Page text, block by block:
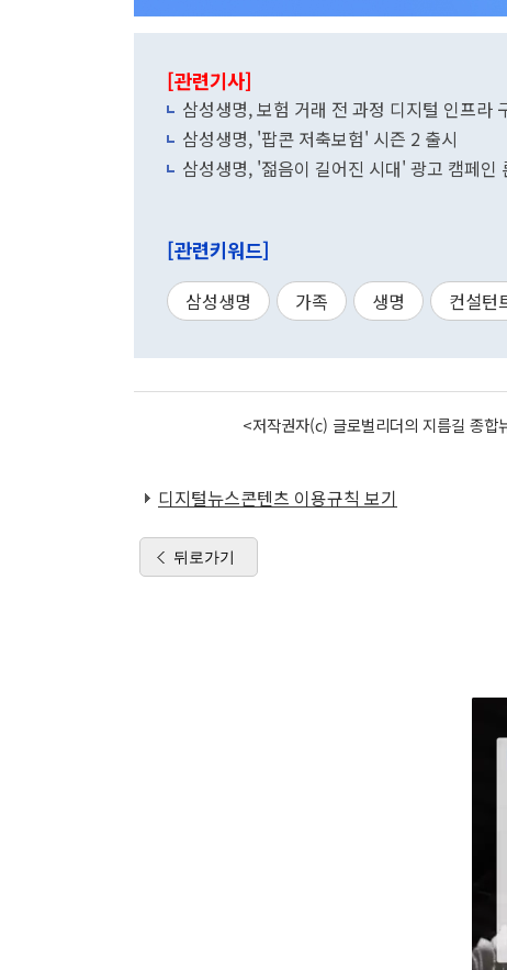
[관련기사]
삼성생명, 보험 거래 전 과정 디지털 인프라
삼성생명, '팝콘 저축보험' 시즌 2 출시
삼성생명, '젊음이 길어진 시대' 광고 캠페인
[관련키워드]
삼성생명 가족 생명 컨설턴
<저작권자(c) 글로벌리더의 지름길 종
디지털뉴스콘텐츠 이용규칙 보기
뒤로가기